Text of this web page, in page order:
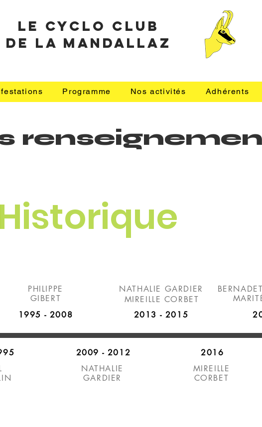
le cyclo club
de la mandallaz
Programme Nos activités Adhérents
Historique
PHILIPPE
GIBERT
NATHALIE GARDIER
MIREILLE CORBET
1995 - 2008 2013 - 2015
2009 - 2012 2016
NATHALIE
GARDIER
MIREILLE
CORBET